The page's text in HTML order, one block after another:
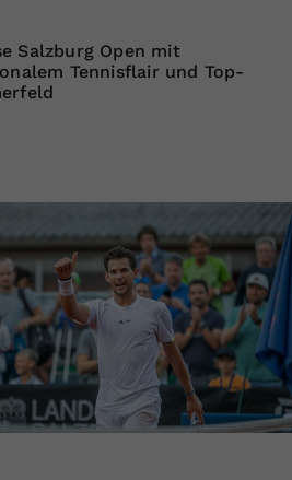
Salzburg Open mit
Tennisflair und Top-